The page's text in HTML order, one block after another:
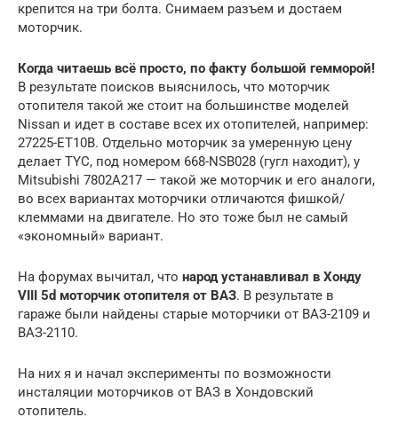
крепится на три болта. Снимаем разъем и достаем
моторчик.
Когда читаешь всё просто, по факту большой гемморой!
В результате поисков выяснилось, что моторчик
отопителя такой же стоит на большинстве моделей
Nissan и идет в составе всех их отопителей, например:
27225-ET10B. Отдельно моторчик за умеренную цену
делает TYC, под номером 668-NSB028 (гугл находит), у
Mitsubishi 7802A217 — такой же моторчик и его аналоги,
во всех вариантах моторчики отличаются фишкой/
клеммами на двигателе. Но это тоже был не самый
«экономный» вариант.
На форумах вычитал, что народ устанавливал в Хонду
VIII 5d моторчик отопителя от ВАЗ. В результате в
гараже были найдены старые моторчики от ВАЗ-2109 и
ВАЗ-2110.
На них я и начал эксперименты по возможности
инсталяции моторчиков от ВАЗ в Хондовский
отопитель.